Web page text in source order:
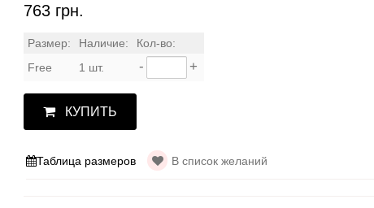
763 грн.
Размер: Наличие:
Кол-во:
Free
1 шт. - +
КУПИТЬ
Таблица размеров В список желаний